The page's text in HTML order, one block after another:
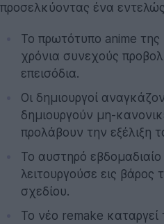
προσελκύοντας ένα
Το πρωτότυπο anime της
χρόνια συνεχούς
επεισόδια.
Οι δημιουργοί
δημιουργούν μη-
προλάβουν την εξέλιξη
Το αυστηρό
λειτουργούσε εις βάρος
σχεδίου.
Το νέο remake καταργεί